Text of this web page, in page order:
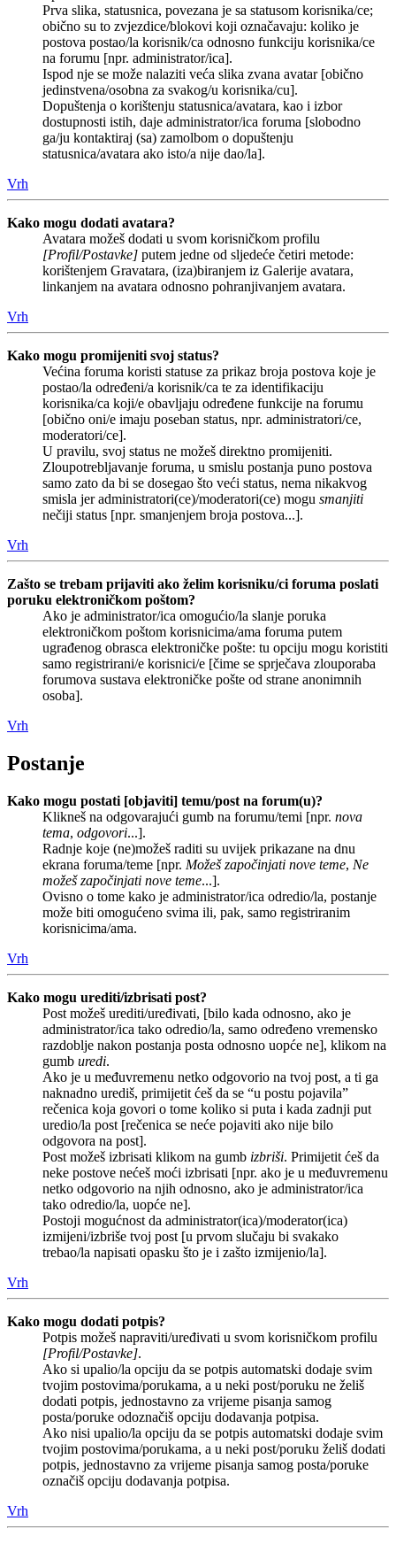
Prva slika, statusnica, povezana je sa statusom korisnika/ce;
obično su to zvjezdice/blokovi koji označavaju: koliko je
postova postao/la korisnik/ca odnosno funkciju korisnika/ce
na forumu [npr. administrator/ica].
Ispod nje se može nalaziti veća slika zvana avatar [obično
jedinstvena/osobna za svakog/u korisnika/cu].
Dopuštenja o korištenju statusnica/avatara, kao i izbor
dostupnosti istih, daje administrator/ica foruma [slobodno
ga/ju kontaktiraj (sa) zamolbom o dopuštenju
statusnica/avatara ako isto/a nije dao/la].
Vrh
Kako mogu dodati avatara?
Avatara možeš dodati u svom korisničkom profilu
[Profil/Postavke] putem jedne od sljedeće četiri metode:
korištenjem Gravatara, (iza)biranjem iz Galerije avatara,
linkanjem na avatara odnosno pohranjivanjem avatara.
Vrh
Kako mogu promijeniti svoj status?
Većina foruma koristi statuse za prikaz broja postova koje je
postao/la određeni/a korisnik/ca te za identifikaciju
korisnika/ca koji/e obavljaju određene funkcije na forumu
[obično oni/e imaju poseban status, npr. administratori/ce,
moderatori/ce].
U pravilu, svoj status ne možeš direktno promijeniti.
Zloupotrebljavanje foruma, u smislu postanja puno postova
samo zato da bi se dosegao što veći status, nema nikakvog
smisla jer administratori(ce)/moderatori(ce) mogu smanjiti
nečiji status [npr. smanjenjem broja postova...].
Vrh
Zašto se trebam prijaviti ako želim korisniku/ci foruma poslati
poruku elektroničkom poštom?
Ako je administrator/ica omogućio/la slanje poruka
elektroničkom poštom korisnicima/ama foruma putem
ugrađenog obrasca elektroničke pošte: tu opciju mogu koristiti
samo registrirani/e korisnici/e [čime se sprječava zlouporaba
forumova sustava elektroničke pošte od strane anonimnih
osoba].
Vrh
Postanje
Kako mogu postati [objaviti] temu/post na forum(u)?
Klikneš na odgovarajući gumb na forumu/temi [npr. nova
tema, odgovori...].
Radnje koje (ne)možeš raditi su uvijek prikazane na dnu
ekrana foruma/teme [npr. Možeš započinjati nove teme, Ne
možeš započinjati nove teme...].
Ovisno o tome kako je administrator/ica odredio/la, postanje
može biti omogućeno svima ili, pak, samo registriranim
korisnicima/ama.
Vrh
Kako mogu urediti/izbrisati post?
Post možeš urediti/uređivati, [bilo kada odnosno, ako je
administrator/ica tako odredio/la, samo određeno vremensko
razdoblje nakon postanja posta odnosno uopće ne], klikom na
gumb uredi.
Ako je u međuvremenu netko odgovorio na tvoj post, a ti ga
naknadno urediš, primijetit ćeš da se “u postu pojavila”
rečenica koja govori o tome koliko si puta i kada zadnji put
uredio/la post [rečenica se neće pojaviti ako nije bilo
odgovora na post].
Post možeš izbrisati klikom na gumb izbriši. Primijetit ćeš da
neke postove nećeš moći izbrisati [npr. ako je u međuvremenu
netko odgovorio na njih odnosno, ako je administrator/ica
tako odredio/la, uopće ne].
Postoji mogućnost da administrator(ica)/moderator(ica)
izmijeni/izbriše tvoj post [u prvom slučaju bi svakako
trebao/la napisati opasku što je i zašto izmijenio/la].
Vrh
Kako mogu dodati potpis?
Potpis možeš napraviti/uređivati u svom korisničkom profilu
[Profil/Postavke].
Ako si upalio/la opciju da se potpis automatski dodaje svim
tvojim postovima/porukama, a u neki post/poruku ne želiš
dodati potpis, jednostavno za vrijeme pisanja samog
posta/poruke odoznačiš opciju dodavanja potpisa.
Ako nisi upalio/la opciju da se potpis automatski dodaje svim
tvojim postovima/porukama, a u neki post/poruku želiš dodati
potpis, jednostavno za vrijeme pisanja samog posta/poruke
označiš opciju dodavanja potpisa.
Vrh